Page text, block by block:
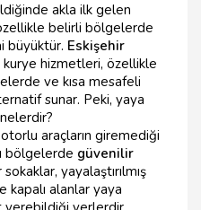
akla ilk gelen
belirli bölgelerde
büyüktür. Eskişehir
hizmetleri, özellikle
ve kısa mesafeli
sunar. Peki, yaya
araçların giremediği
bölgelerde güvenilir
yayalaştırılmış
alanlar yaya